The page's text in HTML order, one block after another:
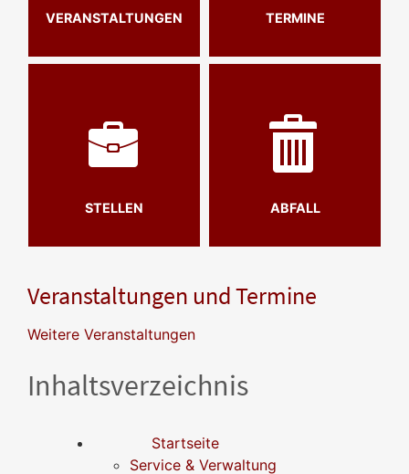
VERANSTALTUNGEN TERMINE
STELLEN ABFALL
Veranstaltungen und Termine
Weitere Veranstaltungen
Inhaltsverzeichnis
Startseite
Service & Verwaltung